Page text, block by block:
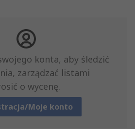
konta, aby śledzić
zarządzać listami
o wycenę.
Moje konto